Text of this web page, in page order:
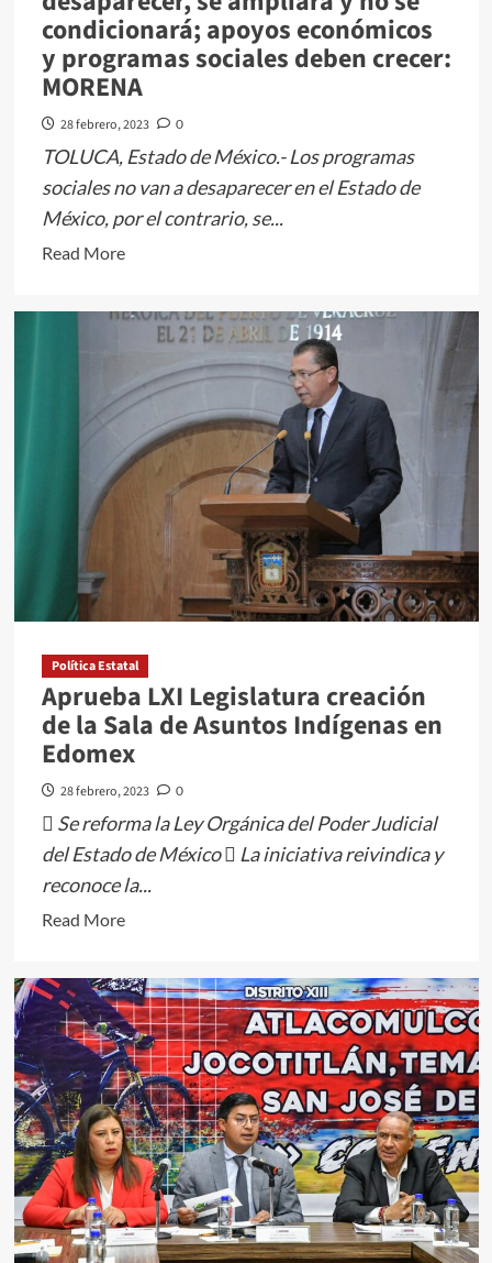
condicionará; apoyos económicos
y programas sociales deben crecer:
MORENA
28 febrero, 2023 0
TOLUCA, Estado de México.- Los programas
sociales no van a desaparecer en el Estado de
México, por el contrario, se...
Read MoreRead
about
Apoyo
las
mujeres
no
va
desaparecer,
ampliará
se
condicionará;
apoyos
económicos
programas
sociales
deben
crecer:
Política Estatal
Aprueba LXI Legislatura creación
de la Sala de Asuntos Indígenas en
Edomex
28 febrero, 2023 0
 Se reforma la Ley Orgánica del Poder Judicial
del Estado de México  La iniciativa reivindica y
reconoce la...
Read MoreRead
about
Aprueba
LXI
Legislatura
creación
de
la
Sala
de
Asuntos
Indígenas